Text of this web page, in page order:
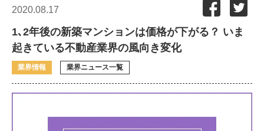
2020.08.17
1､2年後の新築マンションは価格が下がる？ いま
起きている不動産業界の風向き変化
業界情報 業界ニュース一覧